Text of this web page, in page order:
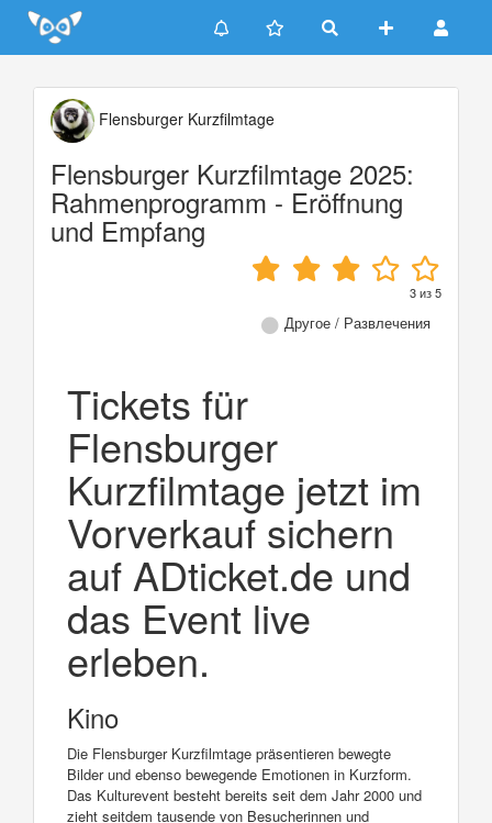
Update cookies preferences
Flensburger Kurzfilmtage
Flensburger Kurzfilmtage 2025:
Rahmenprogramm - Eröffnung
und Empfang
3из5
Другое / Развлечения
Tickets für
Flensburger
Kurzfilmtage jetzt im
Vorverkauf sichern
auf ADticket.de und
das Event live
erleben.
Kino
Die Flensburger Kurzfilmtage präsentieren bewegte
Bilder und ebenso bewegende Emotionen in Kurzform.
Das Kulturevent besteht bereits seit dem Jahr 2000 und
zieht seitdem tausende von Besucherinnen und